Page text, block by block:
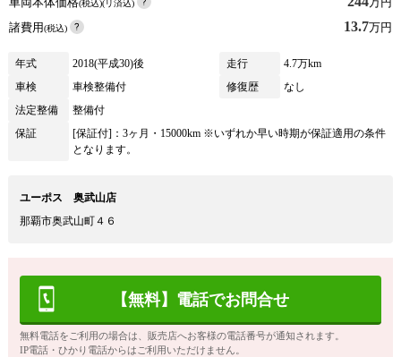
(税込)(リ済込)
諸費用(税込) 13.7万円
年式 2018(平成30)後 走行
4.7万km
車検
車検整備付 修復歴
なし
法定整備
整備付
保証
[保証付]：3ヶ月・15000km ※いずれか早い時期が保証適用の条件
となります。
ユーポス 奥武山店
那覇市奥武山町４６
【無料】電話でお問合せ
無料電話をご利用の場合は、販売店へお客様の電話番号が通知されます。
IP電話・ひかり電話からはご利用いただけません。